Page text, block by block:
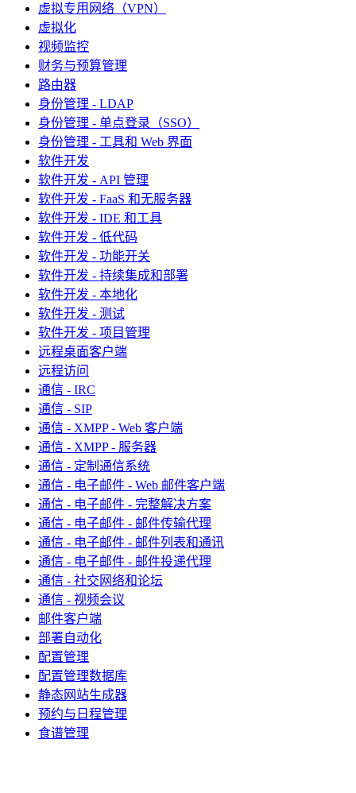
虚拟专用网络（VPN）
虚拟化
视频监控
财务与预算管理
路由器
身份管理 - LDAP
身份管理 - 单点登录（SSO）
身份管理 - 工具和 Web 界面
软件开发
软件开发 - API 管理
软件开发 - FaaS 和无服务器
软件开发 - IDE 和工具
软件开发 - 低代码
软件开发 - 功能开关
软件开发 - 持续集成和部署
软件开发 - 本地化
软件开发 - 测试
软件开发 - 项目管理
远程桌面客户端
远程访问
通信 - IRC
通信 - SIP
通信 - XMPP - Web 客户端
通信 - XMPP - 服务器
通信 - 定制通信系统
通信 - 电子邮件 - Web 邮件客户端
通信 - 电子邮件 - 完整解决方案
通信 - 电子邮件 - 邮件传输代理
通信 - 电子邮件 - 邮件列表和通讯
通信 - 电子邮件 - 邮件投递代理
通信 - 社交网络和论坛
通信 - 视频会议
邮件客户端
部署自动化
配置管理
配置管理数据库
静态网站生成器
预约与日程管理
食谱管理